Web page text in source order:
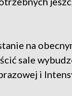
na
sale
i